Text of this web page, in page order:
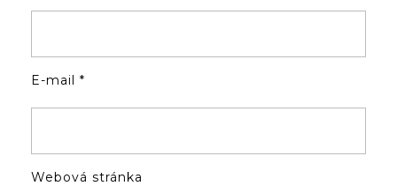
E-mail *
Webová stránka